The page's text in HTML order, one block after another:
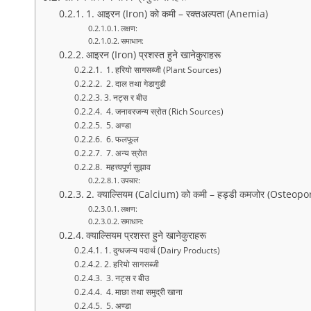
1. आइरन (Iron) को कमी – रक्तअल्पता (Anemia)
लक्षण:
समाधान:
आइरन (Iron) प्रशस्त हुने खानेकुराहरू
1. हरियो सागसब्जी (Plant Sources)
2. दाल तथा गेडागुडी
3. नट्स र बीउ
4. जनावरजन्य स्रोत (Rich Sources)
5. अण्डा
6. फलफूल
7. अन्य स्रोत
महत्त्वपूर्ण सुझाव
उपचार:
2. क्याल्सियम (Calcium) को कमी – हड्डी कमजोर
लक्षण:
समाधान:
क्याल्सियम प्रशस्त हुने खानेकुराहरू
1. दुग्धजन्य पदार्थ (Dairy Products)
2. हरियो सागसब्जी
3. नट्स र बीउ
4. माछा तथा समुद्री खाना
5. अण्डा